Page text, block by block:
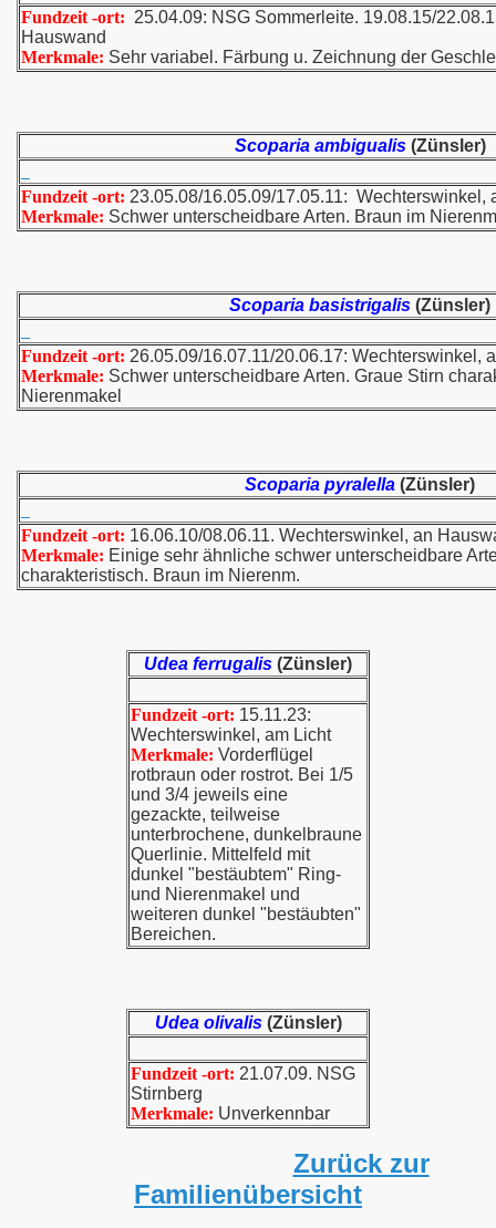
Fundzeit -ort: 25.04.09: NSG Sommerleite. 19.08.15/
Hauswand
Merkmale: Sehr variabel. Färbung u. Zeichnung der
Scoparia ambigualis (Zünsler)
Fundzeit -ort: 23.05.08/16.05.09/17.05.11: Wechterswinkel,
Merkmale: Schwer unterscheidbare Arten. Braun im
Scoparia basistrigalis (Zünsler)
Fundzeit -ort: 26.05.09/16.07.11/20.06.17: Wechterswinkel,
Merkmale: Schwer unterscheidbare Arten. Graue Stirn
Nierenmakel
Scoparia pyralella (Zünsler)
Fundzeit -ort: 16.06.10/08.06.11. Wechterswinkel, an
Merkmale: Einige sehr ähnliche schwer unterscheidbare
charakteristisch. Braun im Nierenm.
Udea ferrugalis (Zünsler)
Fundzeit -ort: 15.11.23:
Wechterswinkel, am Licht
Merkmale: Vorderflügel
rotbraun oder rostrot. Bei 1/5
und 3/4 jeweils eine
gezackte, teilweise
unterbrochene, dunkelbraune
Querlinie. Mittelfeld mit
dunkel "bestäubtem" Ring-
und Nierenmakel und
weiteren dunkel "bestäubten"
Bereichen.
Udea olivalis (Zünsler)
Fundzeit -ort: 21.07.09. NSG
Stirnberg
Merkmale: Unverkennbar
Zurück zur
Familienübersicht